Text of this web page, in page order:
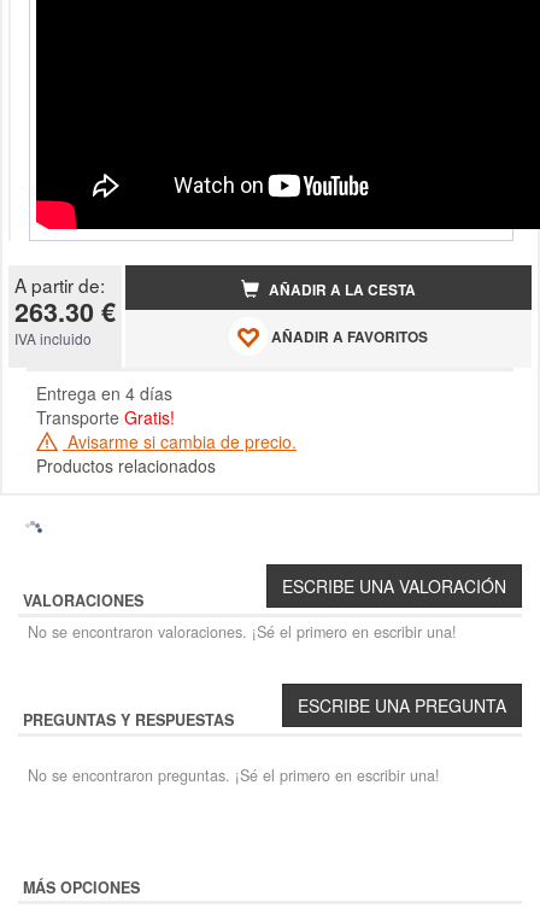
A partir de:
263.30 €
IVA incluido
AÑADIR A LA CESTA
AÑADIR A FAVORITOS
Entrega en 4 días
Transporte Gratis!
Avisarme si cambia de precio.
Productos relacionados
VALORACIONES
No se encontraron valoraciones. ¡Sé el primero en escribir una!
PREGUNTAS Y RESPUESTAS
No se encontraron preguntas. ¡Sé el primero en escribir una!
MÁS OPCIONES